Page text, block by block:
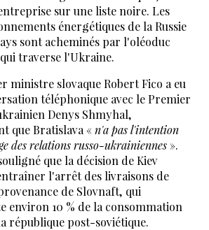
sur une liste noire. Les
énergétiques de la Russie
sont acheminés par l'oléoduc
traverse l'Ukraine.
ministre slovaque Robert Fico a eu
téléphonique avec le Premier
Denys Shmyhal,
que Bratislava «n'a pas l'intention
des relations russo-ukrainiennes».
que la décision de Kiev
l'arrêt des livraisons de
de Slovnaft, qui
environ 10 % de la consommation
république post-soviétique.